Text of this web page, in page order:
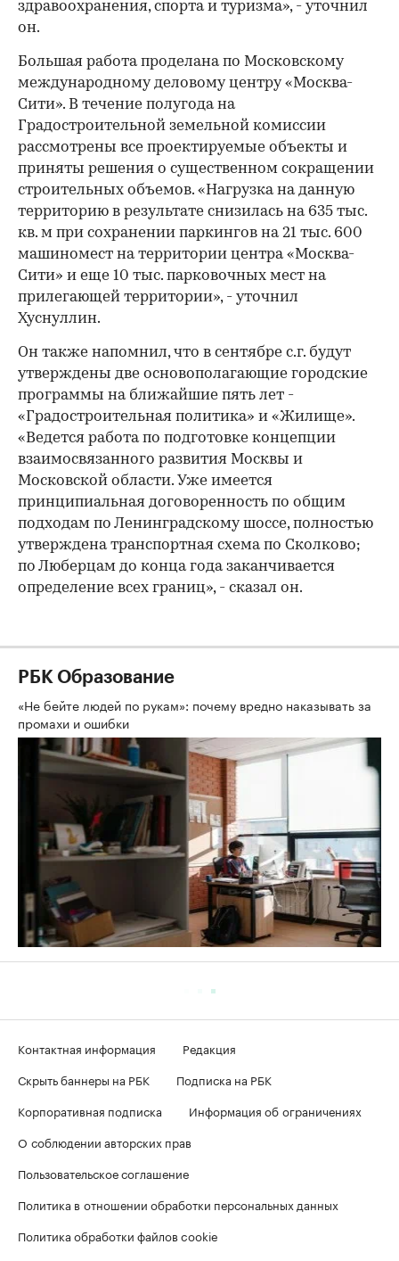
здравоохранения, спорта и туризма», - уточнил
он.
Большая работа проделана по Московскому
международному деловому центру «Москва-
Сити». В течение полугода на
Градостроительной земельной комиссии
рассмотрены все проектируемые объекты и
приняты решения о существенном сокращении
строительных объемов. «Нагрузка на данную
территорию в результате снизилась на 635 тыс.
кв. м при сохранении паркингов на 21 тыс. 600
машиномест на территории центра «Москва-
Сити» и еще 10 тыс. парковочных мест на
прилегающей территории», - уточнил
Хуснуллин.
Он также напомнил, что в сентябре с.г. будут
утверждены две основополагающие городские
программы на ближайшие пять лет -
«Градостроительная политика» и «Жилище».
«Ведется работа по подготовке концепции
взаимосвязанного развития Москвы и
Московской области. Уже имеется
принципиальная договоренность по общим
подходам по Ленинградскому шоссе, полностью
утверждена транспортная схема по Сколково;
по Люберцам до конца года заканчивается
определение всех границ», - сказал он.
РБК Образование
«Не бейте людей по рукам»: почему вредно наказывать за
промахи и ошибки
Контактная информация
Редакция
Скрыть баннеры на РБК
Подписка на РБК
Корпоративная подписка
Информация об ограничениях
О соблюдении авторских прав
Пользовательское соглашение
Политика в отношении обработки персональных данных
Политика обработки файлов cookie